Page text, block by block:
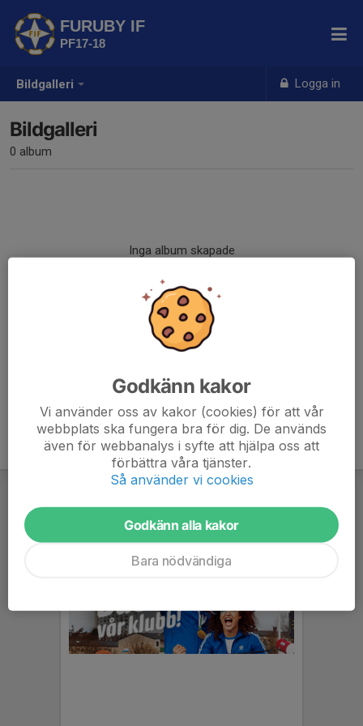
Bildgalleri Logga in
FURUBY IF
PF17-18
Bildgalleri
0 album
Inga album skapade
Godkänn kakor
Vi använder oss av kakor (cookies) för att vår
webbplats ska fungera bra för dig. De används
även för webbanalys i syfte att hjälpa oss att
förbättra våra tjänster.
Så använder vi cookies
Godkänn alla kakor
Bara nödvändiga